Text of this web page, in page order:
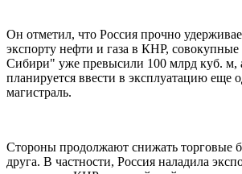
Он отметил, что Россия прочно
экспорту нефти и газа в КНР,
Сибири" уже превысили 100 млрд куб. м,
планируется ввести в эксплуатацию еще
магистраль.
Стороны продолжают снижать торговые
друга. В частности, Россия наладила